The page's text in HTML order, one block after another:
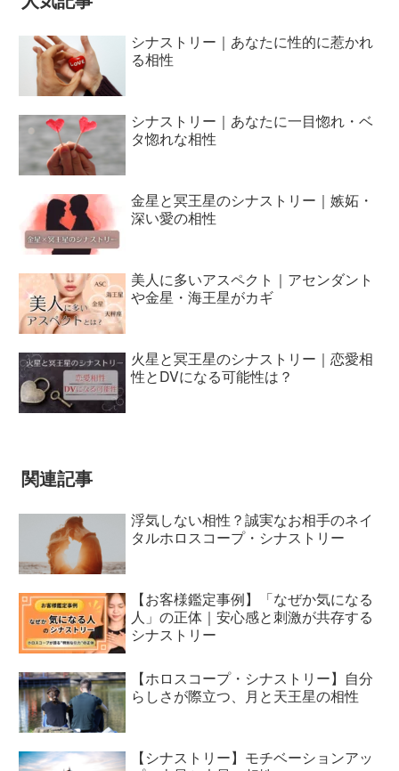
シナストリー｜あなたに性的に惹かれ
る相性
シナストリー｜あなたに一目惚れ・ベ
タ惚れな相性
金星と冥王星のシナストリー｜嫉妬・
深い愛の相性
美人に多いアスペクト｜アセンダント
や金星・海王星がカギ
火星と冥王星のシナストリー｜恋愛相
性とDVになる可能性は？
関連記事
浮気しない相性？誠実なお相手のネイ
タルホロスコープ・シナストリー
【お客様鑑定事例】「なぜか気になる
人」の正体｜安心感と刺激が共存する
シナストリー
【ホロスコープ・シナストリー】自分
らしさが際立つ、月と天王星の相性
【シナストリー】モチベーションアッ